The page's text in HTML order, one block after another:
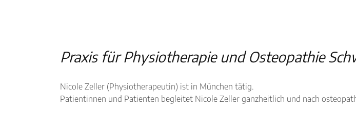
Praxis für Physiotherapie und Osteopathie
Nicole Zeller (Physiotherapeutin) ist in München tätig.
Patientinnen und Patienten begleitet Nicole Zeller ganzheitlich und nach